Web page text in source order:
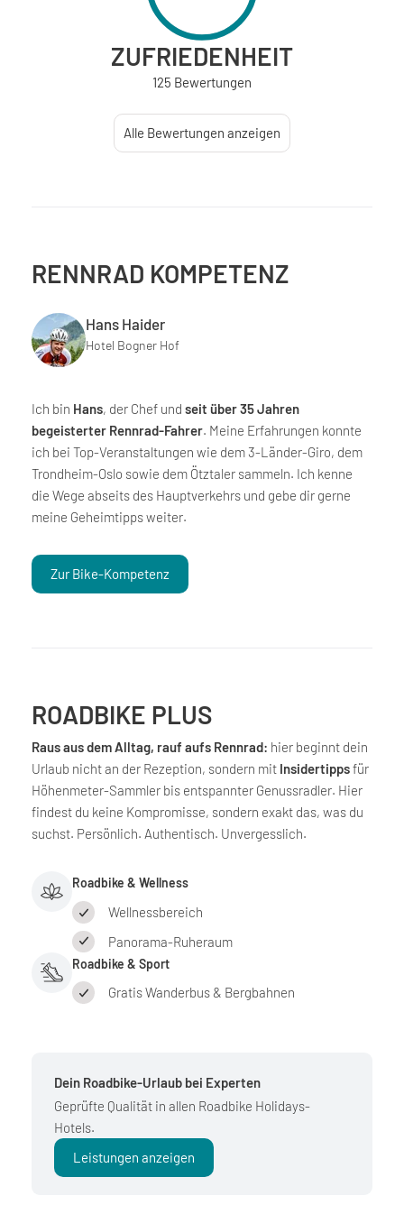
ZUFRIEDENHEIT
125 Bewertungen
Alle Bewertungen anzeigen
RENNRAD KOMPETENZ
Hans Haider
Hotel Bogner Hof
Ich bin Hans, der Chef und seit über 35 Jahren
begeisterter Rennrad-Fahrer. Meine Erfahrungen konnte
ich bei Top-Veranstaltungen wie dem 3-Länder-Giro, dem
Trondheim-Oslo sowie dem Ötztaler sammeln. Ich kenne
die Wege abseits des Hauptverkehrs und gebe dir gerne
meine Geheimtipps weiter.
Zur Bike-Kompetenz
ROADBIKE PLUS
Raus aus dem Alltag, rauf aufs Rennrad: hier beginnt dein
Urlaub nicht an der Rezeption, sondern mit Insidertippsfür
Höhenmeter-Sammler bis entspannter Genussradler. Hier
findest du keine Kompromisse, sondern exakt das, was du
suchst. Persönlich. Authentisch. Unvergesslich.
Roadbike & Wellness
Wellnessbereich
Panorama-Ruheraum
Roadbike & Sport
Gratis Wanderbus & Bergbahnen
Dein Roadbike-Urlaub bei Experten
Geprüfte Qualität in allen Roadbike Holidays-
Hotels.
Leistungen anzeigen